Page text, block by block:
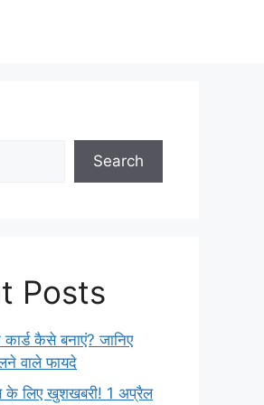
Search
Posts
कैसे बनाएं? जानिए
वाले फायदे
के लिए खुशखबरी! 1 अप्रैल